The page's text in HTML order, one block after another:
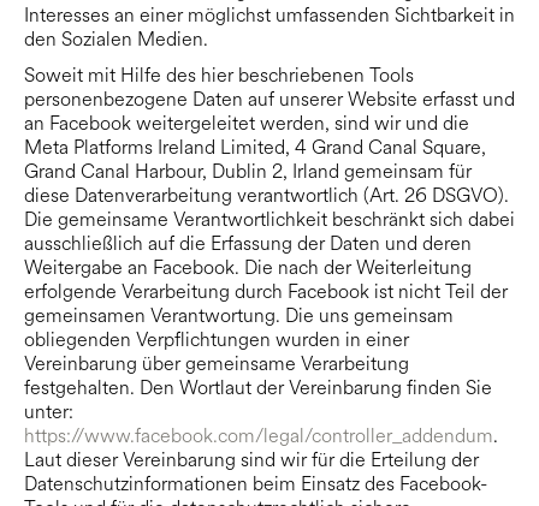
Interesses an einer möglichst umfassenden Sichtbarkeit in
den Sozialen Medien.
Soweit mit Hilfe des hier beschriebenen Tools
personenbezogene Daten auf unserer Website erfasst und
an Facebook weitergeleitet werden, sind wir und die
Meta Platforms Ireland Limited, 4 Grand Canal Square,
Grand Canal Harbour, Dublin 2, Irland gemeinsam für
diese Datenverarbeitung verantwortlich (Art. 26 DSGVO).
Die gemeinsame Verantwortlichkeit beschränkt sich dabei
ausschließlich auf die Erfassung der Daten und deren
Weitergabe an Facebook. Die nach der Weiterleitung
erfolgende Verarbeitung durch Facebook ist nicht Teil der
gemeinsamen Verantwortung. Die uns gemeinsam
obliegenden Verpflichtungen wurden in einer
Vereinbarung über gemeinsame Verarbeitung
festgehalten. Den Wortlaut der Vereinbarung finden Sie
unter:
https://www.facebook.com/legal/controller_addendum.
Laut dieser Vereinbarung sind wir für die Erteilung der
Datenschutzinformationen beim Einsatz des Facebook-